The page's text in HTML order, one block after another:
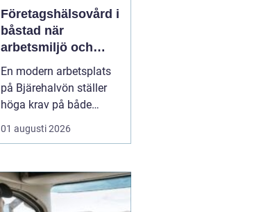
Företagshälsovård i
båstad när
arbetsmiljö och
specialistkunskap
möts
En modern arbetsplats
på Bjärehalvön ställer
höga krav på både
ledning och
medarbetare. Tempot är
breda och gränsen
mellan jobb och privatliv
blir ibland suddig.
01 augusti 2026